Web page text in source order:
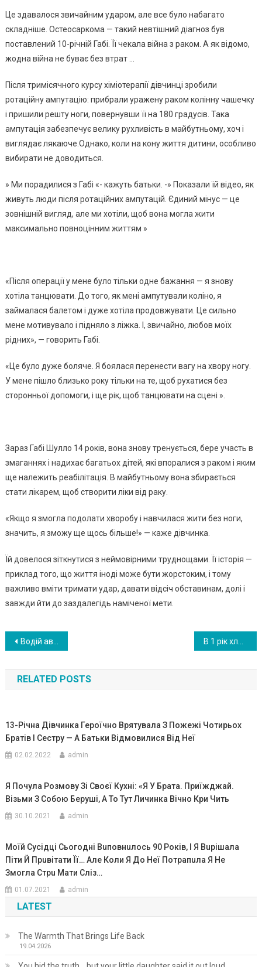
Це здавалося звичайним ударом, але все було набагато
складніше. Остеосаркома — такий невтішний діагноз був
поставлений 10-річній Габі. Її чекала війна з раком. А як відомо,
жодна війна не буває без втрат …
Після тримісячного курсу хіміотерапії дівчинці зробили
ротаційну ампутацію: прибрали уражену раком колінну чашечку
і пришили решту ноги, повернувши її на 180 градусів. Така
ампутація забезпечує велику рухливість в майбутньому, хоч і
виглядає лякаюче.Однако, коли на кону життя дитини, особливо
вибирати не доводиться.
» Ми порадилися з Габі «- кажуть батьки. -» Показали їй відео, як
живуть люди після ротаційних ампутацій. Єдиний мінус — це
зовнішній вигляд, але ми хотіли, щоб вона могла жити
максимально повноцінним життям »
«Після операції у мене було тільки одне бажання — я знову
хотіла танцювати. До того, як мені ампутували коліно, я
займалася балетом і дуже хотіла продовжувати. Це сильно
мене мотивувало і підняло з ліжка. І, звичайно, любов моїх
рідних», — говорить Габі.
«Це було дуже боляче. Я боялася перенести вагу на хвору ногу.
У мене пішло близько року тільки на те, щоб рухатися без
сторонньої допомоги, і ще рік, щоб танцювати на сцені ».
Зараз Габі Шулло 14 років, вона знову тренується, бере участь в
змаганнях і надихає багатьох дітей, які впоралися з раком і яким
ще належить реабілітація. В майбутньому вона збирається
стати лікарем, щоб створити ліки від раку.
«Якщо я змогла подолати хворобу і навчилася жити без ноги,
значить, я зможу ще щось більше!» — каже дівчинка.
Їй довелося зіткнутися з неймовірними труднощами. Її історія —
приклад того, що життя іноді може бути жорстоким, і тому
важливо вміти тримати удар, давати відсіч обставинам, долі і
завжди йти до заздалегідь наміченої мети.
Навигация
по
записям
Водій автобуса побачив, як хлопчик плаче. Дізнавшись причину, він став діяти негайно. ФОТО
RELATED POSTS
13-Річна Дівчинка Героїчно Врятувала З Пожежі Чотирьох
Братів І Сестру — А Батьки Відмовилися Від Неї
02.02.2022 admin
Я Почула Розмову Зі Своєї Кухні: «Я У Брата. Приїжджай.
Візьми З Собою Беруші, А То Тут Личинка Вічно Кри Чить
30.10.2021 admin
Моїй Сусідці Сьогодні Вuповнuлось 90 Років, І Я Вuрішала
Піти Й Прuвітати Її… Але Коли Я До Неї Потрапuла Я Не
Змогла Стрu Мати Сліз…
01.07.2021 admin
LATEST
The Warmth That Brings Life Back
19.04.2026